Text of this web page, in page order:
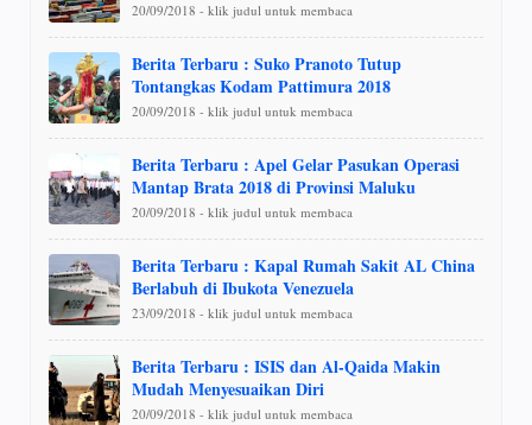
20/09/2018 - klik judul untuk membaca
Berita Terbaru : Suko Pranoto Tutup
Tontangkas Kodam Pattimura 2018
20/09/2018 - klik judul untuk membaca
Berita Terbaru : Apel Gelar Pasukan Operasi
Mantap Brata 2018 di Provinsi Maluku
20/09/2018 - klik judul untuk membaca
Berita Terbaru : Kapal Rumah Sakit AL China
Berlabuh di Ibukota Venezuela
23/09/2018 - klik judul untuk membaca
Berita Terbaru : ISIS dan Al-Qaida Makin
Mudah Menyesuaikan Diri
20/09/2018 - klik judul untuk membaca